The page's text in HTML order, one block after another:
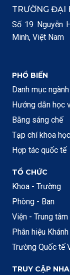
TRƯỜNG ĐẠI
Số 19 Nguyễn
Minh, Việt Nam
PHỔ BIẾN
Danh mục ngành
Hướng dẫn học
Bằng sáng chế
Tạp chí khoa học
Hợp tác quốc tế
TỔ CHỨC
Khoa - Trường
Phòng - Ban
Viện - Trung tâm
Phân hiệu
Trường Quốc tế
TRUY CẬP